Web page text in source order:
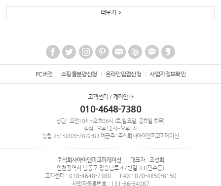
더보기
PC버전 쇼핑몰분양신청 온라인입점신청 사업자정보확인
고객센터 / 계좌안내
010-4648-7380
상담 : 오전10시~오후06시 (토,일요일, 공휴일 휴무)
점심 : 오후12시~오후1시
농협 351-0809-7872-83 예금주 : 주식회사아이앤피코퍼레이션
주식회사아이앤피코퍼레이션
대표자 : 조성희
인천광역시 남동구 장승남로 47번길 33(만수동)
고객센터 : 010-4648-7380
FAX : 070-4850-8150
사업자등록번호 : 131-86-64087